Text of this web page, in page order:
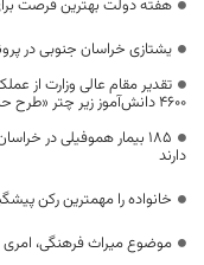
هفته دولت بهترین فرصت
یشتازی خراسان جنوبی در
تقدیر مقام عالی وزارت از
۴۶۰۰ دانش‌آموز زیر چتر «طرح حامی»
۱۸۵ بیمار هموفیلی در
دارند
خانواده را مهمترین رکن
موضوع میراث فرهنگی،